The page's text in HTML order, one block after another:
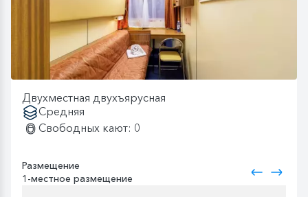
Двухместная двухъярусная
Средняя
Свободных кают: 0
Размещение
1-местное размещение